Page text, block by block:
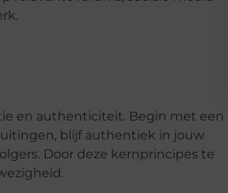
en authenticiteit. Begin met een
blijf authentiek in jouw
Door deze kernprincipes te